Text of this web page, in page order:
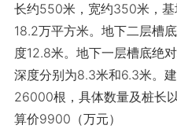
长约550米，宽约350米，
18.2万平方米。地下二层槽
度12.8米。地下一层槽底绝
深度分别为8.3米和6.3米。
26000根，具体数量及桩长
算价9900（万元）